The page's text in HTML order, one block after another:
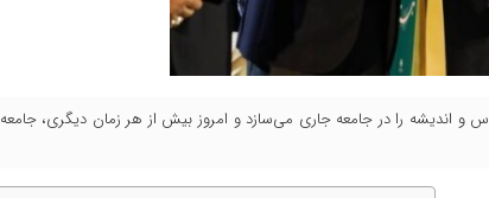
و اندیشه را در جامعه جاری می‌سازد و امروز بیش از هر زمان دیگری، جامعه